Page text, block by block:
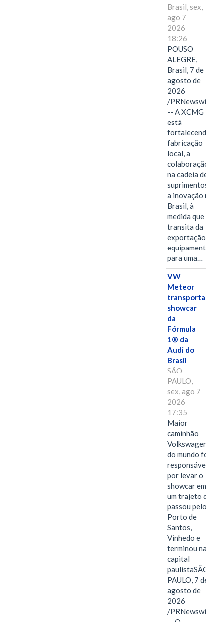
Brasil, sex,
ago 7
2026
18:26
POUSO
ALEGRE,
Brasil, 7 de
agosto de
2026
/PRNewswire/
-- A XCMG
está
fortalecendo a
fabricação
local, a
colaboração
na cadeia de
suprimentos e
a inovação no
Brasil, à
medida que
transita da
exportação de
equipamentos
para uma…
VW
Meteor
transporta
showcar
da
Fórmula
1® da
Audi do
Brasil
SÃO
PAULO,
sex, ago 7
2026
17:35
Maior
caminhão
Volkswagen
do mundo foi
responsável
por levar o
showcar em
um trajeto que
passou pelo
Porto de
Santos,
Vinhedo e
terminou na
capital
paulistaSÃO
PAULO, 7 de
agosto de
2026
/PRNewswire/